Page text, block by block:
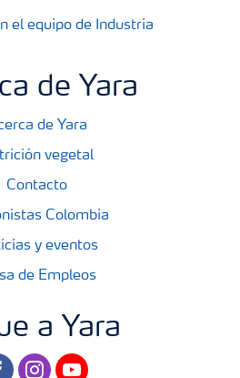
el equipo de Industria
de Yara
de Yara
vegetal
Contacto
Colombia
y eventos
de Empleos
a Yara
instagram
youtube